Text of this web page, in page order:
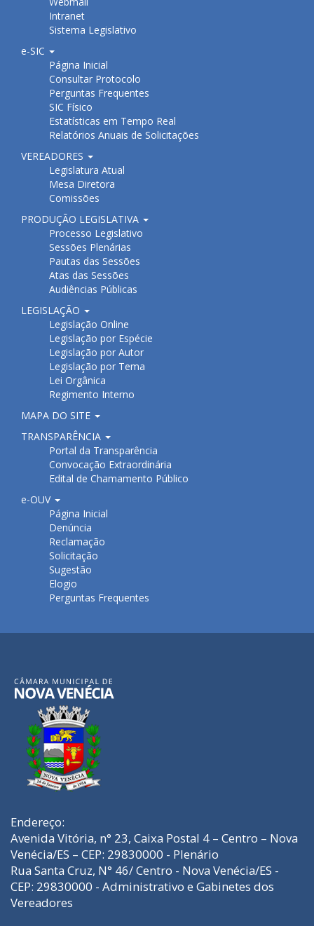
Intranet
Sistema Legislativo
e-SIC
Página Inicial
Consultar Protocolo
Perguntas Frequentes
SIC Físico
Estatísticas em Tempo Real
Relatórios Anuais de Solicitações
VEREADORES
Legislatura Atual
Mesa Diretora
Comissões
PRODUÇÃO LEGISLATIVA
Processo Legislativo
Sessões Plenárias
Pautas das Sessões
Atas das Sessões
Audiências Públicas
LEGISLAÇÃO
Legislação Online
Legislação por Espécie
Legislação por Autor
Legislação por Tema
Lei Orgânica
Regimento Interno
MAPA DO SITE
TRANSPARÊNCIA
Portal da Transparência
Convocação Extraordinária
Edital de Chamamento Público
e-OUV
Página Inicial
Denúncia
Reclamação
Solicitação
Sugestão
Elogio
Perguntas Frequentes
Endereço:
Avenida Vitória, n° 23, Caixa Postal 4 – Centro – Nova
Venécia/ES – CEP: 29830000 - Plenário
Rua Santa Cruz, N° 46/ Centro - Nova Venécia/ES -
CEP: 29830000 - Administrativo e Gabinetes dos
Vereadores